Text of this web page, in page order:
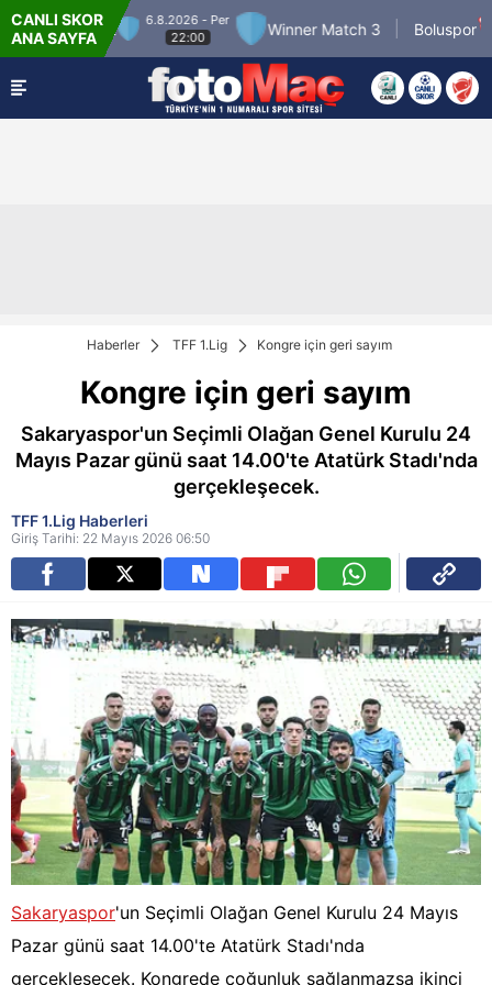
CANLI SKOR
ANA SAYFA
Match 2
6.8.2026 - Per
22:00
Winner Match 3 Boluspor
Haberler TFF 1.Lig Kongre için geri sayım
Kongre için geri sayım
Sakaryaspor'un Seçimli Olağan Genel Kurulu 24
Mayıs Pazar günü saat 14.00'te Atatürk Stadı'nda
gerçekleşecek.
TFF 1.Lig Haberleri
Giriş Tarihi: 22 Mayıs 2026 06:50
Sakaryaspor'un Seçimli Olağan Genel Kurulu 24 Mayıs
Pazar günü saat 14.00'te Atatürk Stadı'nda
gerçekleşecek. Kongrede çoğunluk sağlanmazsa ikinci